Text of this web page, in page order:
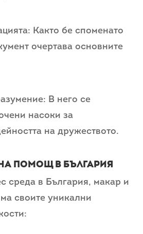
Както бе споменато
очертава основните
В него се
насоки за
на дружеството.
помощ в България
среда в България, макар и
своите уникални